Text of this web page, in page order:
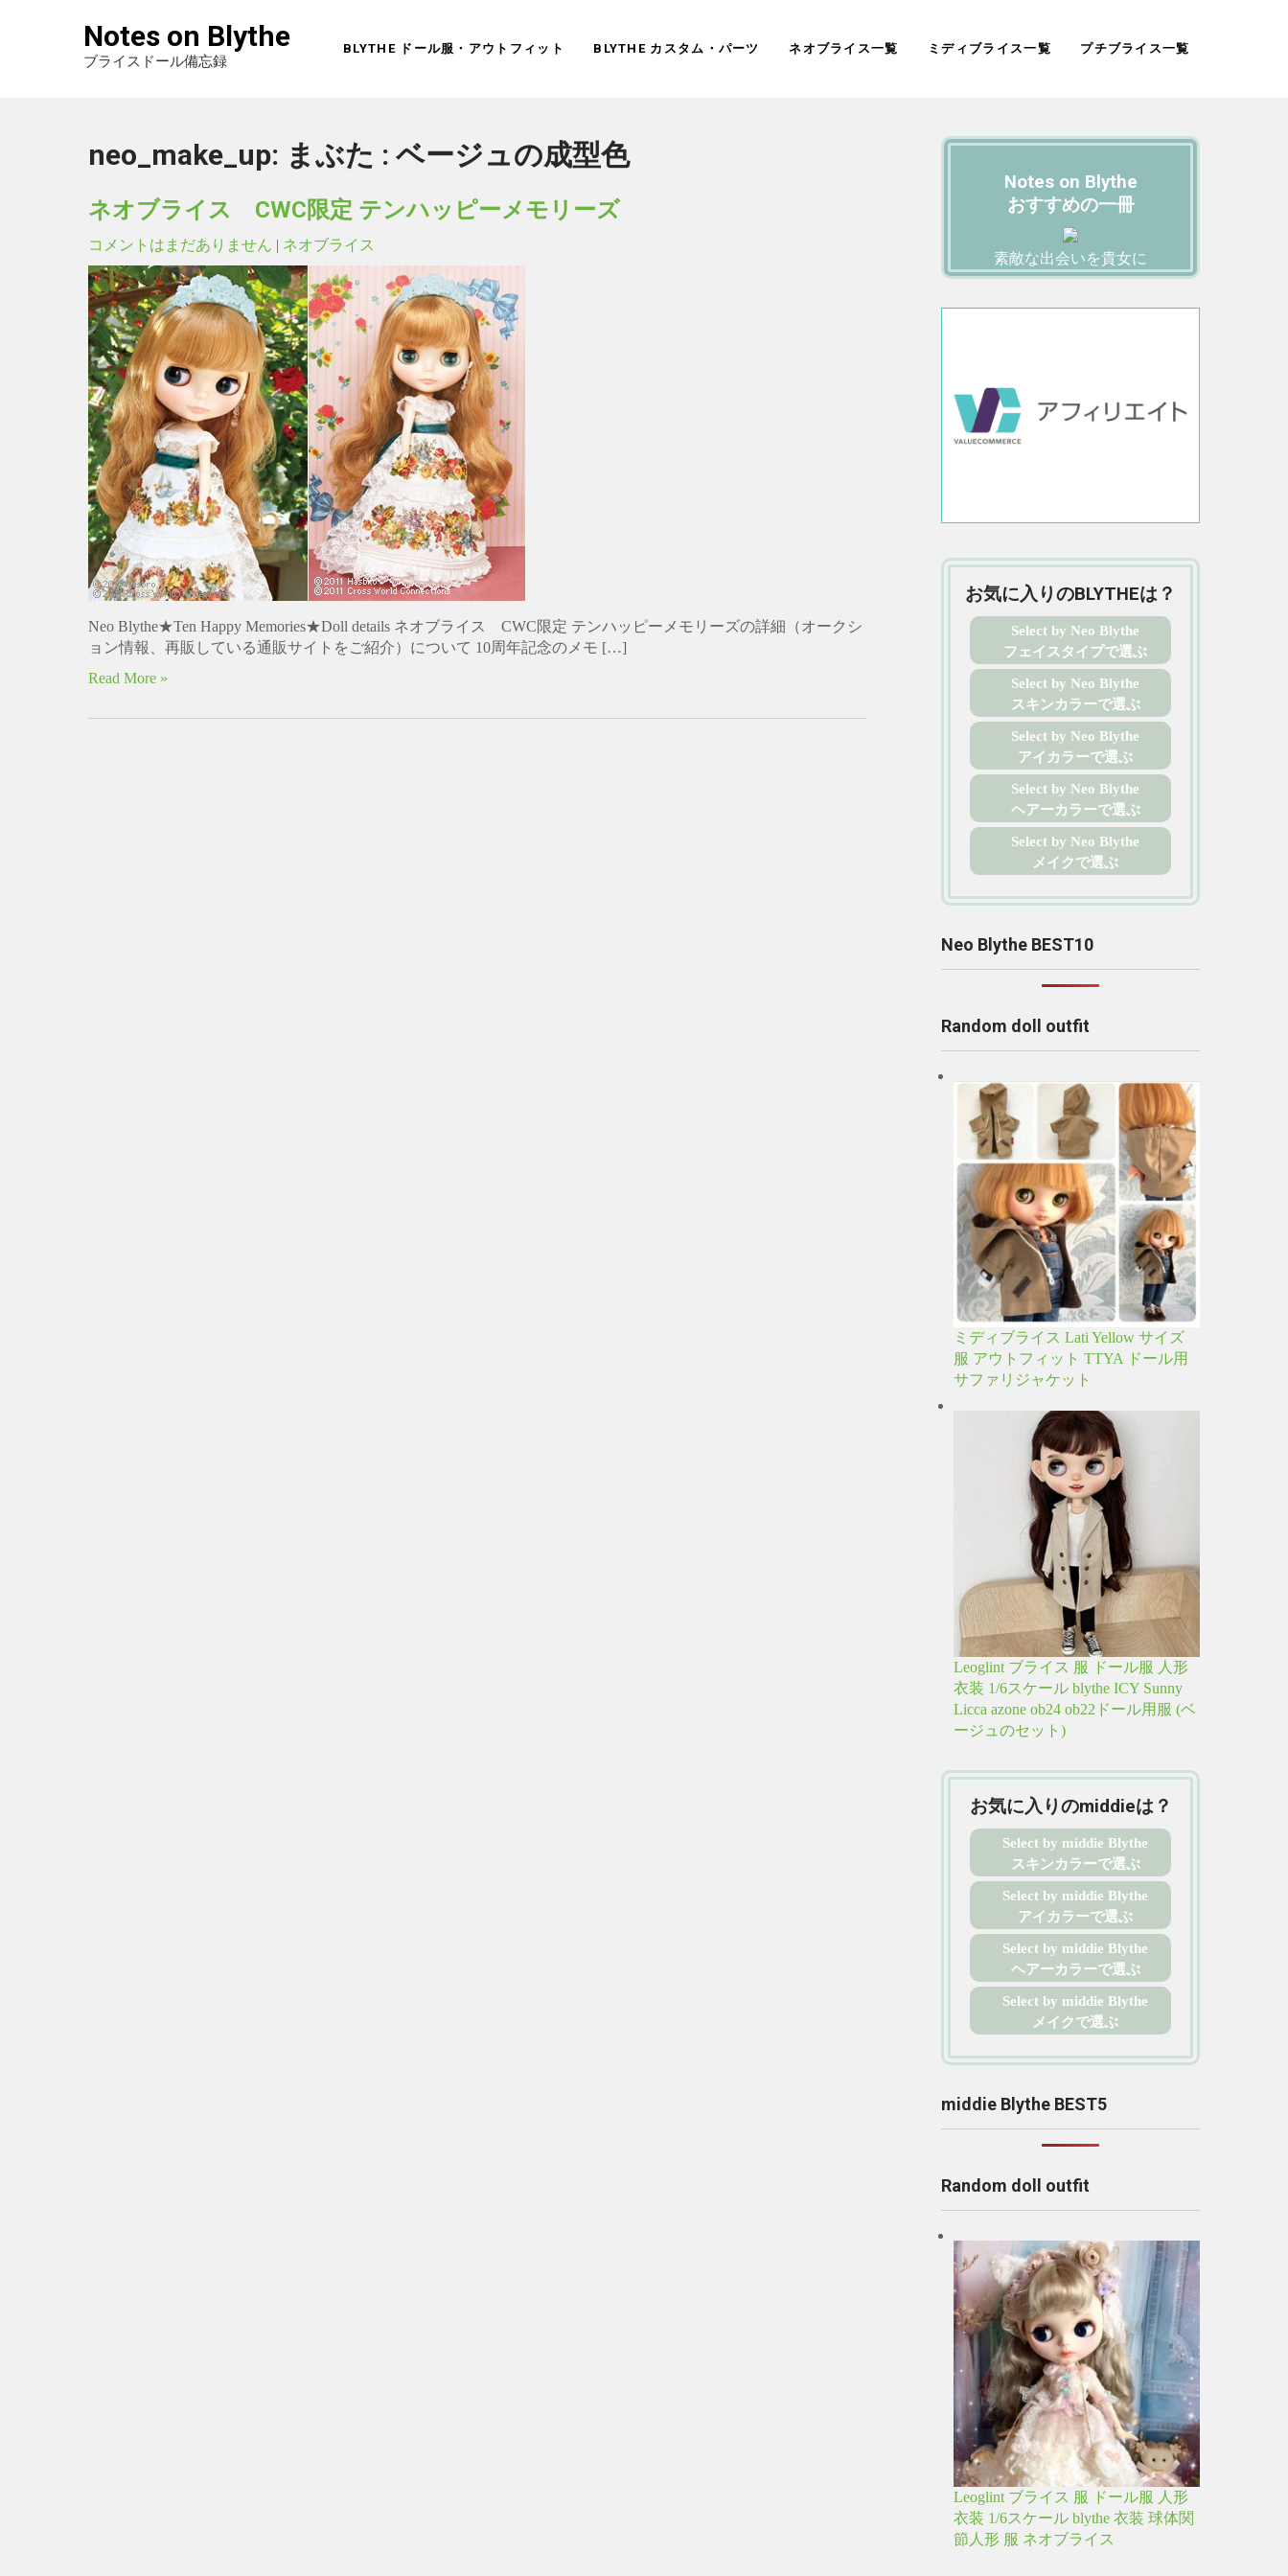
Notes on Blythe
ブライスドール備忘録
BLYTHE ドール服・アウトフィット BLYTHE カスタム・パーツ ネオブライス一覧 ミディブライス一覧 プチブライス一覧
neo_make_up: まぶた : ベージュの成型色
ネオブライス CWC限定 テンハッピーメモリーズ
コメントはまだありません | ネオブライス
Neo Blythe★Ten Happy Memories★Doll details ネオブライス CWC限定 テンハッピーメモリーズの詳細（オークシ
ョン情報、再販している通販サイトをご紹介）について 10周年記念のメモ […]
Read More »
Notes on Blythe
おすすめの一冊
素敵な出会いを貴女に
お気に入りのBLYTHEは？
Select by Neo Blythe
フェイスタイプで選ぶ
Select by Neo Blythe
スキンカラーで選ぶ
Select by Neo Blythe
アイカラーで選ぶ
Select by Neo Blythe
ヘアーカラーで選ぶ
Select by Neo Blythe
メイクで選ぶ
Neo Blythe BEST10
Random doll outfit
ミディブライス Lati Yellow サイズ
服 アウトフィット TTYA ドール用
サファリジャケット
Leoglint ブライス 服 ドール服 人形
衣装 1/6スケール blythe ICY Sunny
Licca azone ob24 ob22ドール用服 (ベ
ージュのセット)
お気に入りのmiddieは？
Select by middie Blythe
スキンカラーで選ぶ
Select by middie Blythe
アイカラーで選ぶ
Select by middie Blythe
ヘアーカラーで選ぶ
Select by middie Blythe
メイクで選ぶ
middie Blythe BEST5
Random doll outfit
Leoglint ブライス 服 ドール服 人形
衣装 1/6スケール blythe 衣装 球体関
節人形 服 ネオブライス